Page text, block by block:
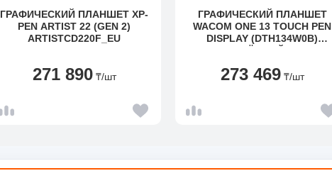
ГРАФИЧЕСКИЙ ПЛАНШЕТ XP-
PEN ARTIST 22 (GEN 2)
ARTISTCD220F_EU
271 890 ₸/шт
ГРАФИЧЕСКИЙ ПЛАНШЕТ
WACOM ONE 13 TOUCH PEN
DISPLAY (DTH134W0B)
273 469 ₸/шт